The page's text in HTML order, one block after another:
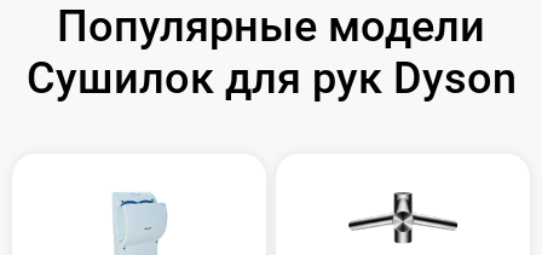
Популярные модели
Сушилок для рук Dyson